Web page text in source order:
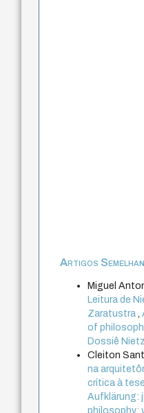
Artigos
Miguel
Leitura de
Zaratustra,
of
Dossiê
Cleiton
na
crítica à
Aufklärung:
philosophy: